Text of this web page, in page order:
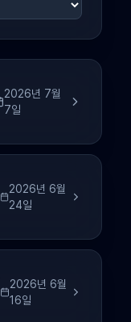
2026년 7월
7일
2026년 6월
24일
2026년 6월
16일